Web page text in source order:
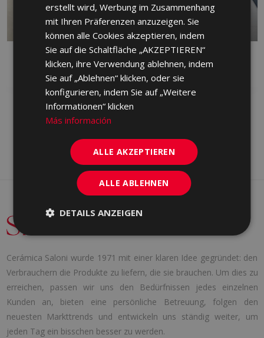
DANDY
ROT, FEINSTEINZEUG, WEISS
FRONT
FEINSTEINZEUG
Cerámica Saloni wurde 1971 mit einer klaren Idee gegründet: den
Verbrauchern die Produkte zu liefern, die sie brauchen. Um dies zu
erreichen, passen wir uns den Bedürfnissen jedes einzelnen
Kunden an, bieten eine persönliche Betreuung, folgen den
neuesten Markttrends und entwickeln uns ständig weiter, um
jeden Tag ein bisschen besser zu werden.
erstellt wird, Werbung im Zusammenhang
mit Ihren Präferenzen anzuzeigen. Sie
können alle Cookies akzeptieren, indem
Sie auf die Schaltfläche „AKZEPTIEREN“
klicken, ihre Verwendung ablehnen, indem
Sie auf „Ablehnen“ klicken, oder sie
konfigurieren, indem Sie auf „Weitere
Informationen“ klicken
Más información
ALLE AKZEPTIEREN
ALLE ABLEHNEN
DETAILS ANZEIGEN